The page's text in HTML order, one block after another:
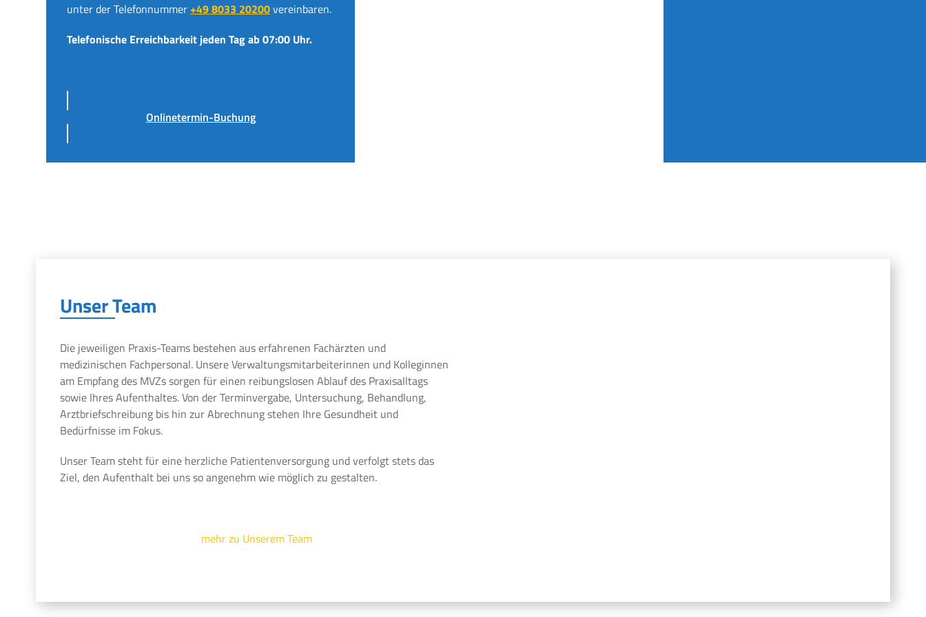
unter der Telefonnummer+49 8033 20200vereinbaren.
Telefonische Erreichbarkeit jeden Tag ab 07:00 Uhr.
Onlinetermin-Buchung
Unser Team
Die jeweiligen Praxis-Teams bestehen aus erfahrenen Fachärzten und
medizinischen Fachpersonal. Unsere Verwaltungsmitarbeiterinnen und Kolleginnen
am Empfang des MVZs sorgen für einen reibungslosen Ablauf des Praxisalltags
sowie Ihres Aufenthaltes. Von der Terminvergabe, Untersuchung, Behandlung,
Arztbriefschreibung bis hin zur Abrechnung stehen Ihre Gesundheit und
Bedürfnisse im Fokus.
Unser Team steht für eine herzliche Patientenversorgung und verfolgt stets das
Ziel, den Aufenthalt bei uns so angenehm wie möglich zu gestalten.
mehr zu Unserem Team